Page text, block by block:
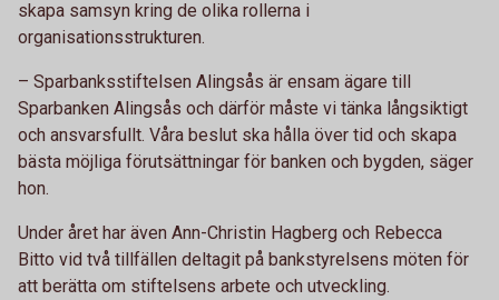
skapa samsyn kring de olika rollerna i
organisationsstrukturen.
– Sparbanksstiftelsen Alingsås är ensam ägare till
Sparbanken Alingsås och därför måste vi tänka långsiktigt
och ansvarsfullt. Våra beslut ska hålla över tid och skapa
bästa möjliga förutsättningar för banken och bygden, säger
hon.
Under året har även Ann-Christin Hagberg och Rebecca
Bitto vid två tillfällen deltagit på bankstyrelsens möten för
att berätta om stiftelsens arbete och utveckling.